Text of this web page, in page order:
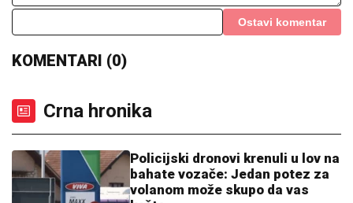
ovo za zdravlje i zaštitite svoj dom
"Kralj hleba" nastavlja da mazi
stiglo novo spektakularno
iznenađenje!